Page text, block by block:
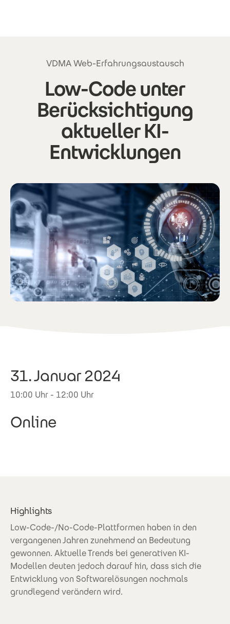
VDMA Web-Erfahrungsaustausch
Low-Code unter
Berücksichtigung
aktueller KI-
Entwicklungen
31. Januar 2024
10:00 Uhr - 12:00 Uhr
Online
Highlights
Low-Code-/No-Code-Plattformen haben in den
vergangenen Jahren zunehmend an Bedeutung
gewonnen. Aktuelle Trends bei generativen KI-
Modellen deuten jedoch darauf hin, dass sich die
Entwicklung von Softwarelösungen nochmals
grundlegend verändern wird.